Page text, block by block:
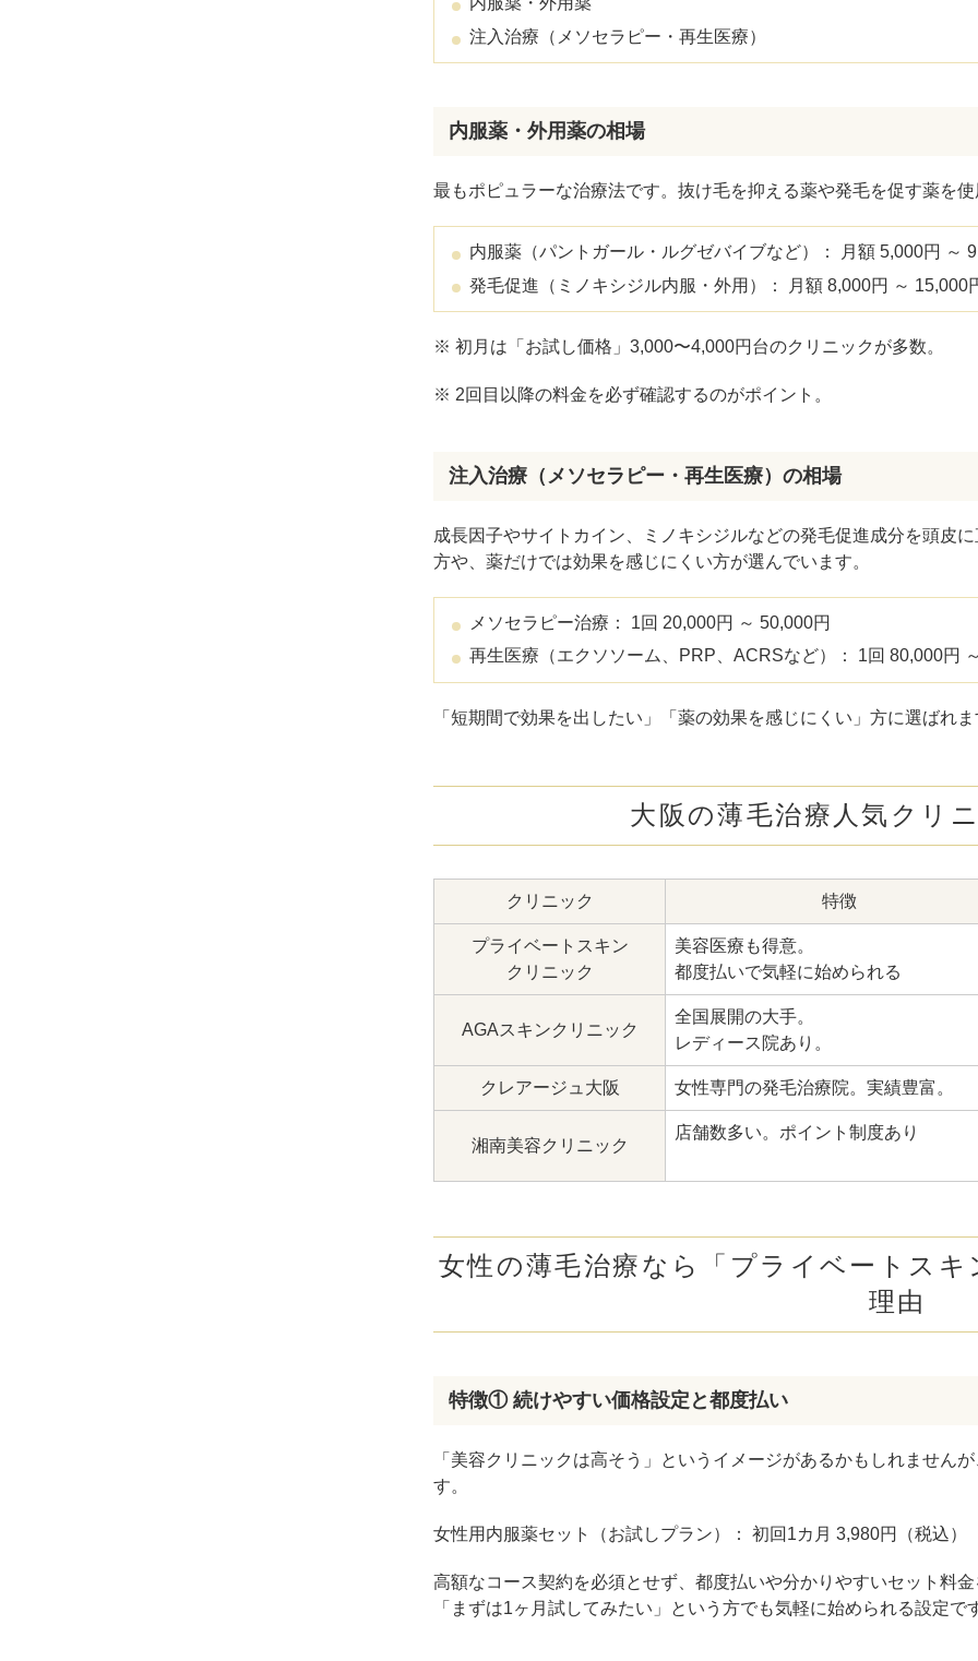
肩こりボトックス
高濃度ビタミンC点滴
ZO SKIN HEALTH（ゼオスキンヘルス） ナノメッ
注入治療（メソセラピー・再生医療）
内服薬・外用薬の相場
最もポピュラーな治療法です。抜け毛を抑える薬や発毛を促す薬を使
内服薬（パントガール・ルグゼバイブなど）： 月額 5,000円 ～
発毛促進（ミノキシジル内服・外用）： 月額 8,000円 ～ 15,000
※ 初月は「お試し価格」3,000〜4,000円台のクリニックが多数。
※ 2回目以降の料金を必ず確認するのがポイント。
注入治療（メソセラピー・再生医療）の相場
成長因子やサイトカイン、ミノキシジルなどの発毛促進成分を頭皮
方や、薬だけでは効果を感じにくい方が選んでいます。
メソセラピー治療： 1回 20,000円 ～ 50,000円
再生医療（エクソソーム、PRP、ACRSなど）： 1回 80,000円
「短期間で効果を出したい」「薬の効果を感じにくい」方に選ばれま
大阪の薄毛治療人気クリ
クリニック 特徴
プライベートスキン
クリニック
美容医療も得意。
都度払いで気軽に始められる
AGAスキンクリニック
全国展開の大手。
レディース院あり。
クレアージュ大阪 女性専門の発毛治療院。実績豊富。
湘南美容クリニック
店舗数多い。ポイント制度あり
女性の薄毛治療なら「プライベートス
理由
特徴① 続けやすい価格設定と都度払い
「美容クリニックは高そう」というイメージがあるかもしれません
す。
女性用内服薬セット（お試しプラン）： 初回1カ月 3,980円（税込）
高額なコース契約を必須とせず、都度払いや分かりやすいセット料金
「まずは1ヶ月試してみたい」という方でも気軽に始められる設定で